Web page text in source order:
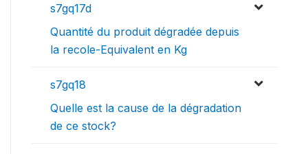
s7gq17d
Quantité du produit dégradée depuis
la recole-Equivalent en Kg
s7gq18
Quelle est la cause de la dégradation
de ce stock?